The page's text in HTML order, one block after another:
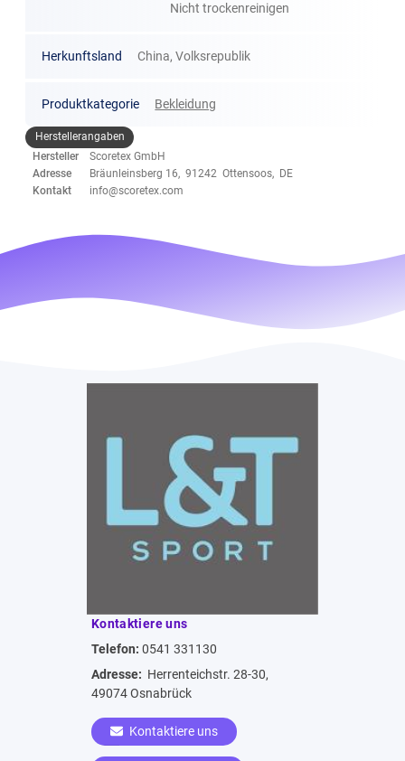
Nicht trockenreinigen
Herkunftsland China, Volksrepublik
Produktkategorie Bekleidung
Herstellerangaben
Hersteller
Scoretex GmbH
Adresse
Bräunleinsberg 16, 91242 Ottensoos, DE
Kontakt
info@scoretex.com
Kontaktiere uns
Telefon: 0541 331130
Adresse: Herrenteichstr. 28-30,
49074 Osnabrück
Kontaktiere uns